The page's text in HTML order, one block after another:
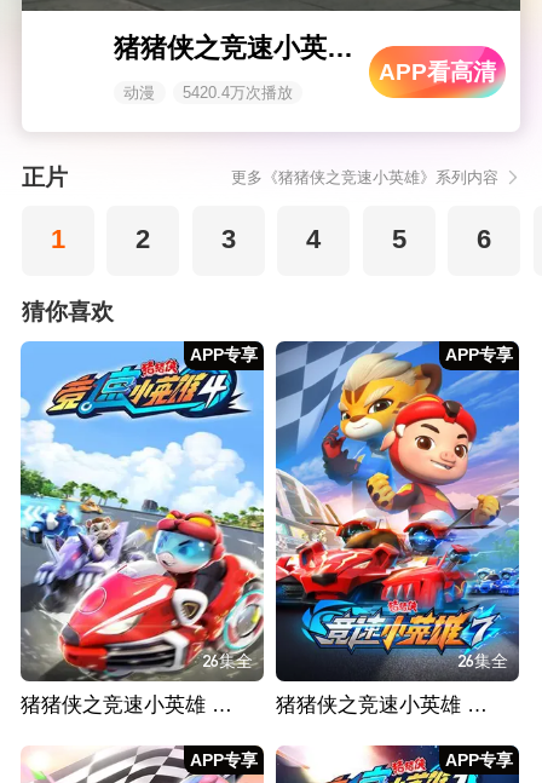
猪猪侠之竞速小英雄 第五季
动漫 5420.4万次播放
APP看高清
正片 更多《猪猪侠之竞速小英雄》系列内容
1 2 3 4 5 6
猜你喜欢
APP专享
26集全
猪猪侠之竞速小英雄 第四季
APP专享
26集全
猪猪侠之竞速小英雄 第七季
APP专享 APP专享